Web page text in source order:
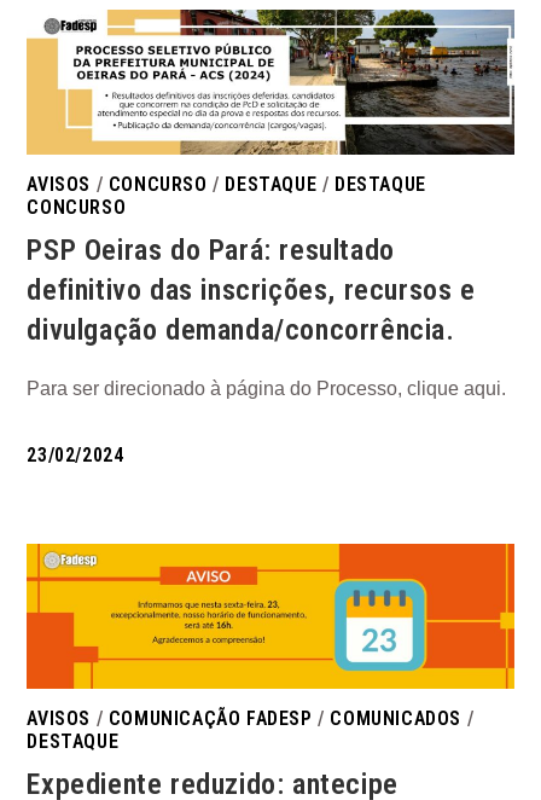
AVISOS / CONCURSO / DESTAQUE / DESTAQUE
CONCURSO
PSP Oeiras do Pará: resultado
definitivo das inscrições, recursos e
divulgação demanda/concorrência.
Para ser direcionado à página do Processo, clique aqui.
23/02/2024
AVISOS / COMUNICAÇÃO FADESP / COMUNICADOS /
DESTAQUE
Expediente reduzido: antecipe